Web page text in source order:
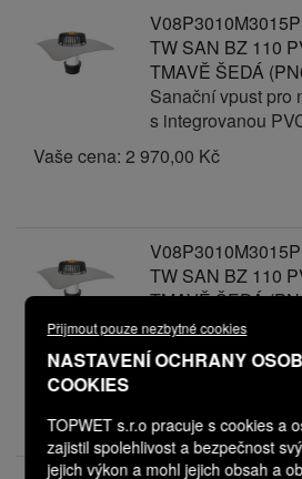
Přijmout pouze nezbytné cookies
NASTAVENÍ OCHRANY
COOKIES
TOPWET s.r.o pracuje s cookies a
zajistil spolehlivost a bezpečnost
jejich výkon a mohl jejich obsah a
TW SAN BZ 110
TMAVĚ ŠEDÁ
Sanační vpust pro
s integrovanou
Vaše cena: 2 970,00 Kč
TW SAN BZ 110
TMAVĚ ŠEDÁ
Sanační vpust pro
s integrovanou
Vaše cena:3 070,00 Kč